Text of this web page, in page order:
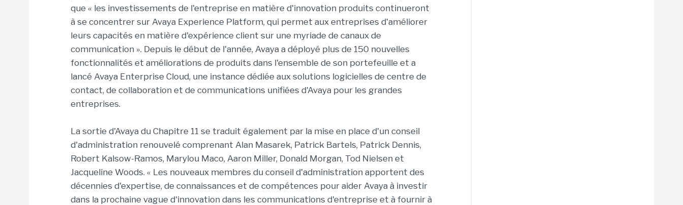
que « les investissements de l'entreprise en matière d'innovation produits continueront
à se concentrer sur Avaya Experience Platform, qui permet aux entreprises d'améliorer
leurs capacités en matière d'expérience client sur une myriade de canaux de
communication ». Depuis le début de l'année, Avaya a déployé plus de 150 nouvelles
fonctionnalités et améliorations de produits dans l'ensemble de son portefeuille et a
lancé Avaya Enterprise Cloud, une instance dédiée aux solutions logicielles de centre de
contact, de collaboration et de communications unifiées d'Avaya pour les grandes
entreprises.
La sortie d'Avaya du Chapitre 11 se traduit également par la mise en place d'un conseil
d'administration renouvelé comprenant Alan Masarek, Patrick Bartels, Patrick Dennis,
Robert Kalsow-Ramos, Marylou Maco, Aaron Miller, Donald Morgan, Tod Nielsen et
Jacqueline Woods. « Les nouveaux membres du conseil d'administration apportent des
décennies d'expertise, de connaissances et de compétences pour aider Avaya à investir
dans la prochaine vague d'innovation dans les communications d'entreprise et à fournir à